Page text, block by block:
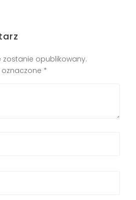
zostanie opublikowany.
*